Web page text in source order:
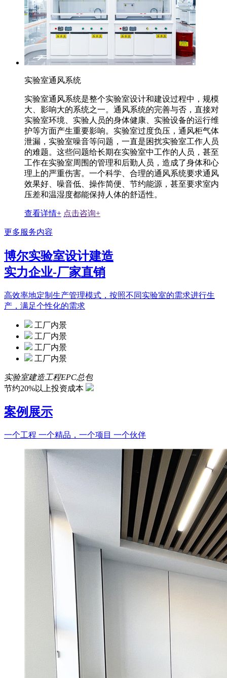
实验室通风系统
实验室通风系统是整个实验室设计和建设过程中，规模
大、影响大的系统之一。通风系统的完善与否，直接对
实验室环境、实验人员的身体健康、实验设备的运行维
护等方面产生重要影响。实验室过度负压，通风柜气体
泄漏，实验室噪音等问题，一直是困扰实验室工作人员
的难题。这些问题给长期在实验室中工作的人员，甚至
工作在实验室周围的管理和后勤人员，造成了身体和心
理上的严重伤害。一个科学、合理的通风系统要求通风
效果好、噪音低、操作简便、节约能源，甚至要求室内
压差和温湿度都能保持人体的舒适性。
查看详情+ 点击咨询+
更多服务内容
博尔实验室设计建造
实力企业-厂家直销
高效率地定制生产管理模式，按照不同实验室的需求进行生
产，满足个性化的需求
工厂内景
工厂内景
工厂内景
工厂内景
实验室建造工程EPC总包
节约20%以上投资成本
案例展示
一个工程 一个精品，一个项目 一个伙伴